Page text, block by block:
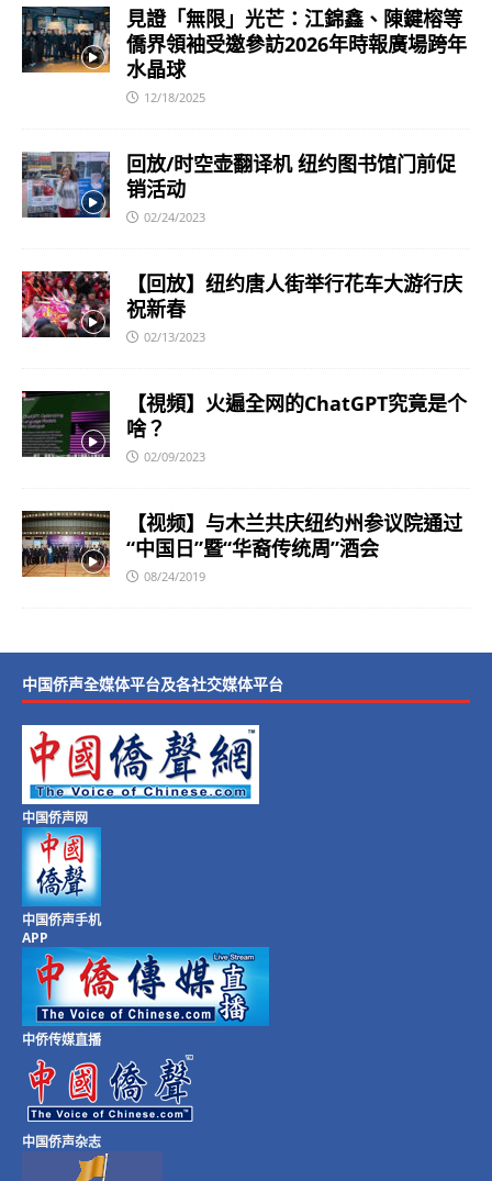
見證「無限」光芒：江錦鑫、陳鍵榕等
僑界領袖受邀參訪2026年時報廣場跨年
水晶球
12/18/2025
回放/时空壶翻译机 纽约图书馆门前促
销活动
02/24/2023
【回放】纽约唐人街举行花车大游行庆
祝新春
02/13/2023
【視頻】火遍全网的ChatGPT究竟是个
啥？
02/09/2023
【视频】与木兰共庆纽约州参议院通过
“中国日”暨“华裔传统周”酒会
08/24/2019
中国侨声全媒体平台及各社交媒体平台
中国侨声网
中国侨声手机
APP
中侨传媒直播
中国侨声杂志